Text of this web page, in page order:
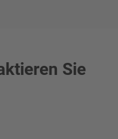
Sie